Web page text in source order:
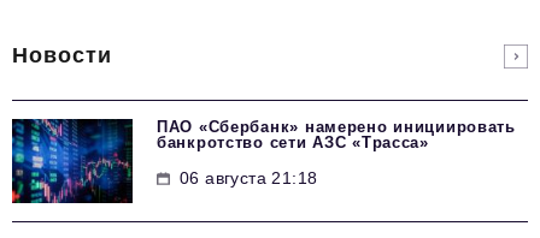
Новости
ПАО «Сбербанк» намерено инициировать
банкротство сети АЗС «Трасса»
06 августа 21:18